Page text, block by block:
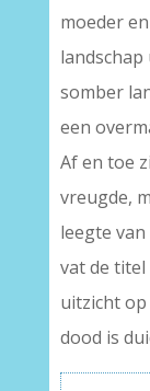
moeder
landschap
somber
een
Af en toe
vreugde,
leegte
vat de
uitzicht op
dood is